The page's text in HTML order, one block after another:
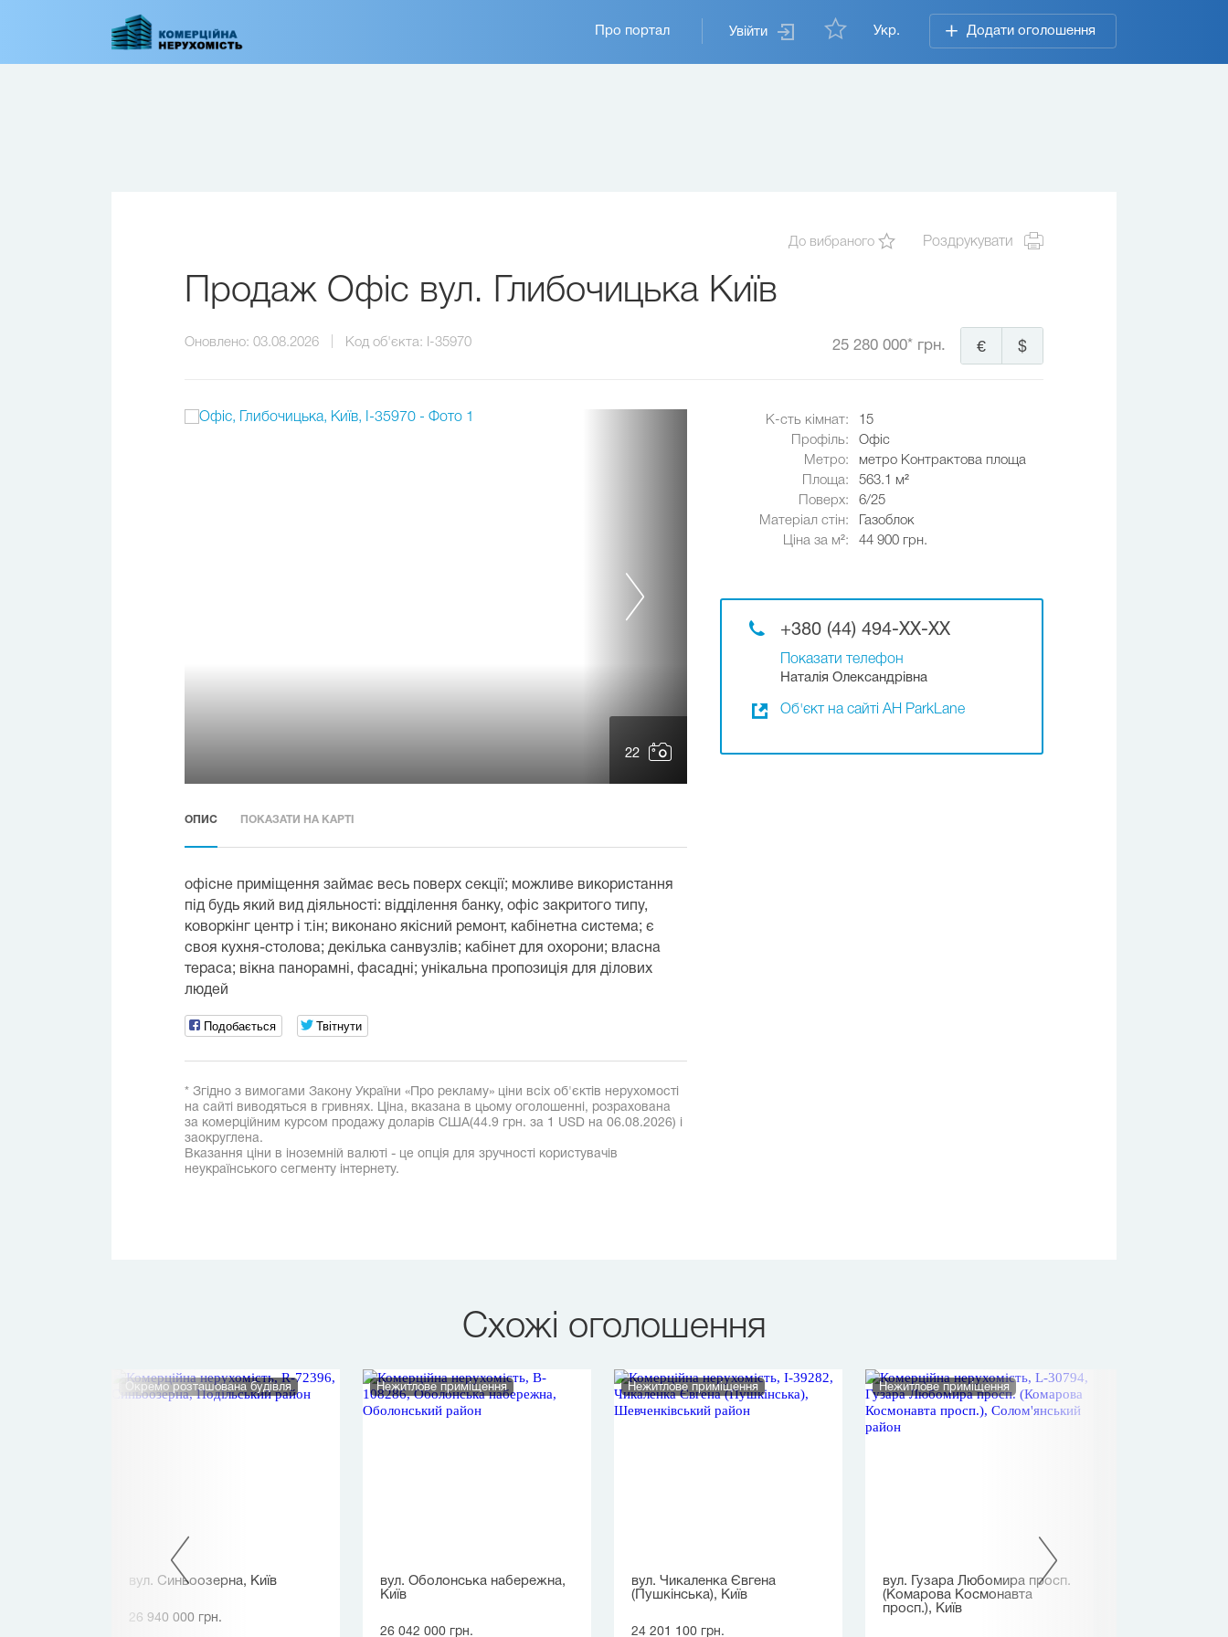
Увійти Укр. Додати оголошення
Основная
навигация
Про портал
До вибраного Роздрукувати
Продаж Офіс вул. Глибочицька Київ
Оновлено: 03.08.2026 Код об'єкта: I-35970 25 280 000* грн. $
€
22
К-сть кімнат:
15
Профіль:
Офіс
Метро:
метро Контрактова площа
Площа:
563.1 м²
Поверх:
6/25
Матеріал стін:
Газоблок
Ціна за м²:
44 900 грн.
+380 (44) 494-XX-XX
Показати телефон
Наталія Олександрівна
Об'єкт на сайті АН ParkLane
ОПИС ПОКАЗАТИ НА КАРТІ
офісне приміщення займає весь поверх секції; можливе використання
під будь який вид діяльності: відділення банку, офіс закритого типу,
коворкінг центр і т.ін; виконано якісний ремонт, кабінетна система; є
своя кухня-столова; декілька санвузлів; кабінет для охорони; власна
тераса; вікна панорамні, фасадні; унікальна пропозиція для ділових
людей
Подобається Твітнути
* Згідно з вимогами Закону України «Про рекламу» ціни всіх об'єктів нерухомості
на сайті виводяться в гривнях. Ціна, вказана в цьому оголошенні, розрахована
за комерційним курсом продажу доларів США(44.9 грн. за 1 USD на 06.08.2026) і
заокруглена.
Вказання ціни в іноземній валюті - це опція для зручності користувачів
неукраїнського сегменту інтернету.
Схожі оголошення
Окремо розташована будівля
вул. Синьоозерна, Київ
26 940 000 грн.
Нежитлове приміщення
вул. Оболонська набережна,
Київ
26 042 000 грн.
Нежитлове приміщення
вул. Чикаленка Євгена
(Пушкінська), Київ
24 201 100 грн.
Нежитлове приміщення
вул. Гузара Любомира просп.
(Комарова Космонавта
просп.), Київ